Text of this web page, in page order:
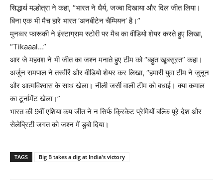
सिद्धार्थ मल्होत्रा ने कहा, “भारत ने धैर्य, जज्बा दिखाया और दिल जीत लिया।
बिना एक भी मैच हारे भारत ‘अनबीटेन चैम्पियन’ है।”
मुनव्वर फारूकी ने इंस्टाग्राम स्टोरी पर मैच का वीडियो शेयर करते हुए लिखा,
“Tikaaal…”
आर जे महवश ने भी जीत का जश्न मनाते हुए टीम को “बहुत खूबसूरत” कहा।
अर्जुन रामपाल ने तस्वीरें और वीडियो शेयर कर लिखा, “हमारी युवा टीम ने जुनून
और आत्मविश्वास के साथ खेला। नीली जर्सी वाली टीम को बधाई। क्या कमाल
का टूर्नामेंट खेला।”
भारत की 9वीं एशिया कप जीत ने न सिर्फ क्रिकेट प्रेमियों बल्कि पूरे देश और
सेलेब्रिटी जगत को जश्न में डुबो दिया।
TAGS Big B takes a dig at India's victory